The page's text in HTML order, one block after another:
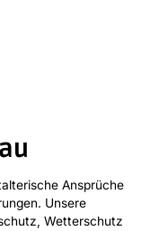
Ansprüche
Unsere
Wetterschutz